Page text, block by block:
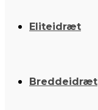
Eliteidræt
Breddeidræt